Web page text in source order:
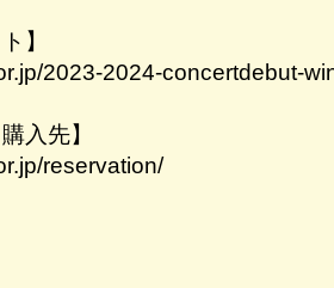
】
2023-2024-concertdebut-
入先】
reservation/